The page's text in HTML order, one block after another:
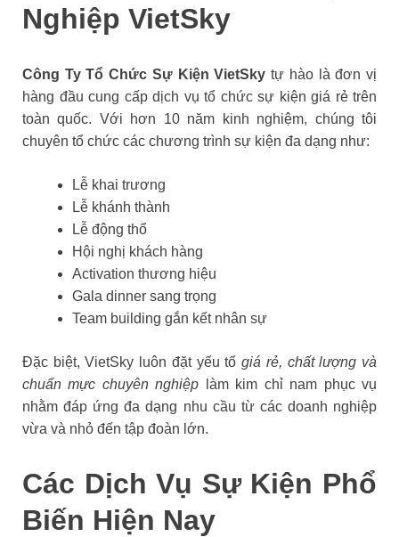
Nghiệp VietSky
Công Ty Tổ Chức Sự Kiện VietSky tự hào là đơn vị
hàng đầu cung cấp dịch vụ tổ chức sự kiện giá rẻ trên
toàn quốc. Với hơn 10 năm kinh nghiệm, chúng tôi
chuyên tổ chức các chương trình sự kiện đa dạng như:
Lễ khai trương
Lễ khánh thành
Lễ động thổ
Hội nghị khách hàng
Activation thương hiệu
Gala dinner sang trọng
Team building gắn kết nhân sự
Đặc biệt, VietSky luôn đặt yếu tốgiá rẻ, chất lượng và
chuẩn mực chuyên nghiệp làm kim chỉ nam phục vụ
nhằm đáp ứng đa dạng nhu cầu từ các doanh nghiệp
vừa và nhỏ đến tập đoàn lớn.
Các Dịch Vụ Sự Kiện Phổ
Biến Hiện Nay